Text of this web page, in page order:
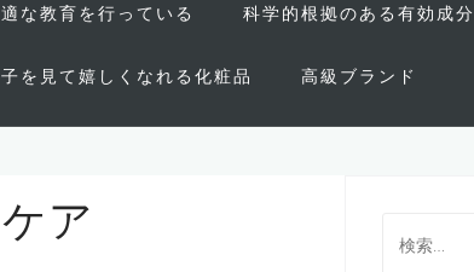
な教育を行っている 科学的根拠のある有効成分
を見て嬉しくなれる化粧品 高級ブランド
ア
索: